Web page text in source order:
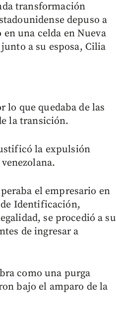
transformación
depuso a
una celda en Nueva
a su esposa, Cilia
lo que quedaba de las
la transición.
la expulsión
el empresario en
Identificación,
se procedió a su
de ingresar a
como una purga
bajo el amparo de la